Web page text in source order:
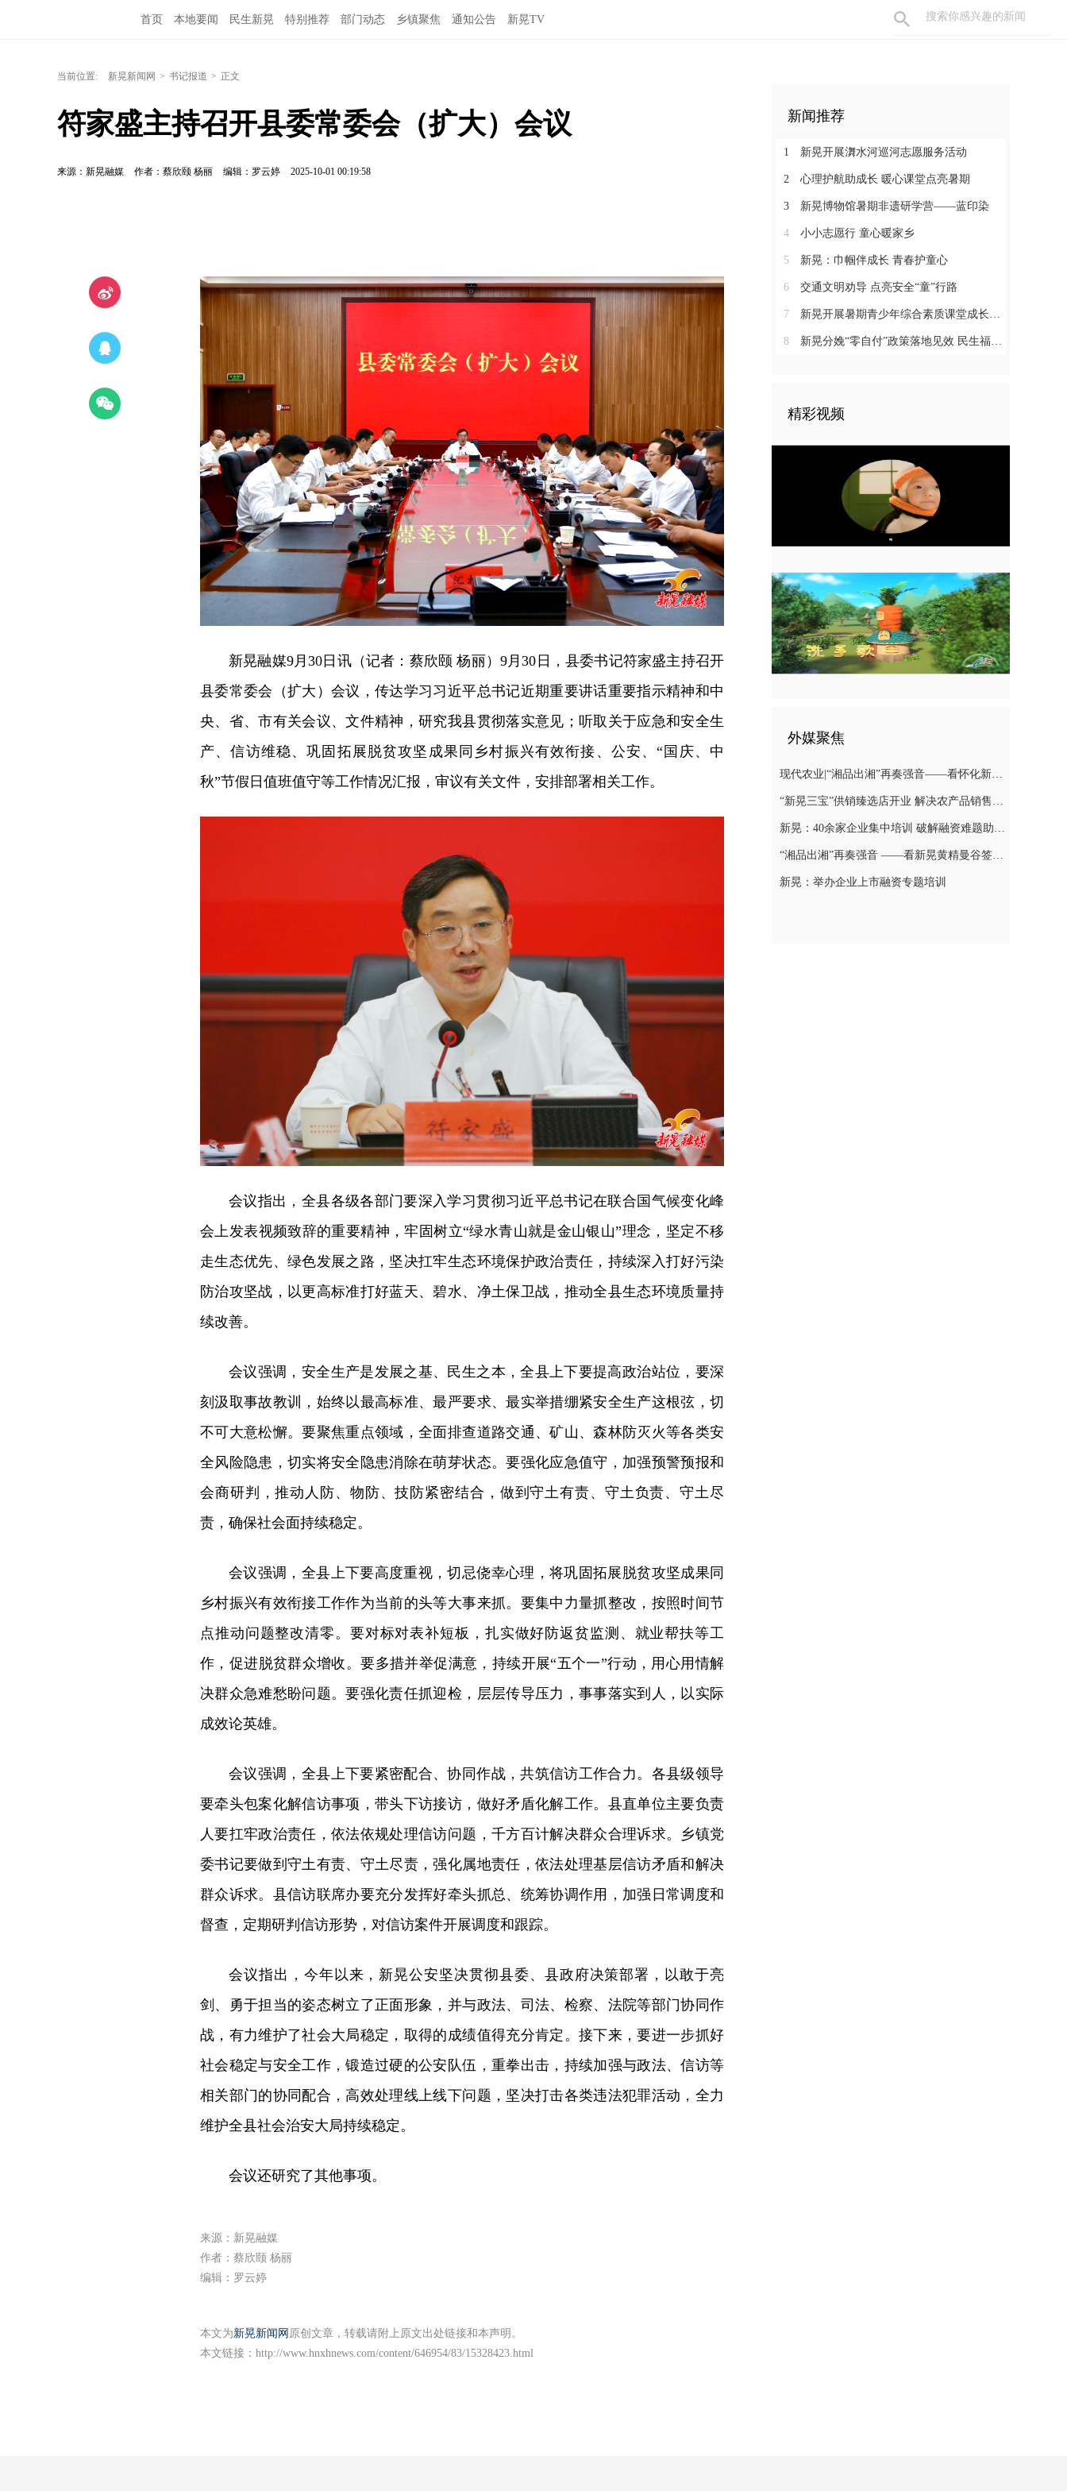
首页 本地要闻 民生新晃 特别推荐 部门动态 乡镇聚焦 通知公告 新晃TV
当前位置: 新晃新闻网 > 书记报道 > 正文
符家盛主持召开县委常委会（扩大）会议
来源：新晃融媒 作者：蔡欣颐 杨丽 编辑：罗云婷 2025-10-01 00:19:58
新晃融媒9月30日讯（记者：蔡欣颐 杨丽）9月30日，县委书记符家盛主持召开
县委常委会（扩大）会议，传达学习习近平总书记近期重要讲话重要指示精神和中
央、省、市有关会议、文件精神，研究我县贯彻落实意见；听取关于应急和安全生
产、信访维稳、巩固拓展脱贫攻坚成果同乡村振兴有效衔接、公安、“国庆、中
秋”节假日值班值守等工作情况汇报，审议有关文件，安排部署相关工作。
会议指出，全县各级各部门要深入学习贯彻习近平总书记在联合国气候变化峰
会上发表视频致辞的重要精神，牢固树立“绿水青山就是金山银山”理念，坚定不移
走生态优先、绿色发展之路，坚决扛牢生态环境保护政治责任，持续深入打好污染
防治攻坚战，以更高标准打好蓝天、碧水、净土保卫战，推动全县生态环境质量持
续改善。
会议强调，安全生产是发展之基、民生之本，全县上下要提高政治站位，要深
刻汲取事故教训，始终以最高标准、最严要求、最实举措绷紧安全生产这根弦，切
不可大意松懈。要聚焦重点领域，全面排查道路交通、矿山、森林防灭火等各类安
全风险隐患，切实将安全隐患消除在萌芽状态。要强化应急值守，加强预警预报和
会商研判，推动人防、物防、技防紧密结合，做到守土有责、守土负责、守土尽
责，确保社会面持续稳定。
会议强调，全县上下要高度重视，切忌侥幸心理，将巩固拓展脱贫攻坚成果同
乡村振兴有效衔接工作作为当前的头等大事来抓。要集中力量抓整改，按照时间节
点推动问题整改清零。要对标对表补短板，扎实做好防返贫监测、就业帮扶等工
作，促进脱贫群众增收。要多措并举促满意，持续开展“五个一”行动，用心用情解
决群众急难愁盼问题。要强化责任抓迎检，层层传导压力，事事落实到人，以实际
成效论英雄。
会议强调，全县上下要紧密配合、协同作战，共筑信访工作合力。各县级领导
要牵头包案化解信访事项，带头下访接访，做好矛盾化解工作。县直单位主要负责
人要扛牢政治责任，依法依规处理信访问题，千方百计解决群众合理诉求。乡镇党
委书记要做到守土有责、守土尽责，强化属地责任，依法处理基层信访矛盾和解决
群众诉求。县信访联席办要充分发挥好牵头抓总、统筹协调作用，加强日常调度和
督查，定期研判信访形势，对信访案件开展调度和跟踪。
会议指出，今年以来，新晃公安坚决贯彻县委、县政府决策部署，以敢于亮
剑、勇于担当的姿态树立了正面形象，并与政法、司法、检察、法院等部门协同作
战，有力维护了社会大局稳定，取得的成绩值得充分肯定。接下来，要进一步抓好
社会稳定与安全工作，锻造过硬的公安队伍，重拳出击，持续加强与政法、信访等
相关部门的协同配合，高效处理线上线下问题，坚决打击各类违法犯罪活动，全力
维护全县社会治安大局持续稳定。
会议还研究了其他事项。
来源：新晃融媒
作者：蔡欣颐 杨丽
编辑：罗云婷
本文为新晃新闻网 原创文章，转载请附上原文出处链接和本声明。
本文链接： http://www.hnxhnews.com/content/646954/83/15328423.html
新闻推荐
1 新晃开展㵲水河巡河志愿服务活动
2 心理护航助成长 暖心课堂点亮暑期
3 新晃博物馆暑期非遗研学营——蓝印染
4 小小志愿行 童心暖家乡
5 新晃：巾帼伴成长 青春护童心
6 交通文明劝导 点亮安全“童”行路
7 新晃开展暑期青少年综合素质课堂成长营活动
8 新晃分娩“零自付”政策落地见效 民生福祉惠及育龄群众
精彩视频
外媒聚焦
现代农业|“湘品出湘”再奏强音——看怀化新晃黄精曼谷签单背后的“强链密码”
“新晃三宝”供销臻选店开业 解决农产品销售难题
新晃：40余家企业集中培训 破解融资难题助力发展
“湘品出湘”再奏强音 ——看新晃黄精曼谷签单背后的“强链密码”
新晃：举办企业上市融资专题培训